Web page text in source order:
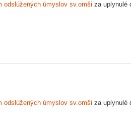
odslúžených úmyslov sv.omši za uplynulé
odslúžených úmyslov sv.omši za uplynulé